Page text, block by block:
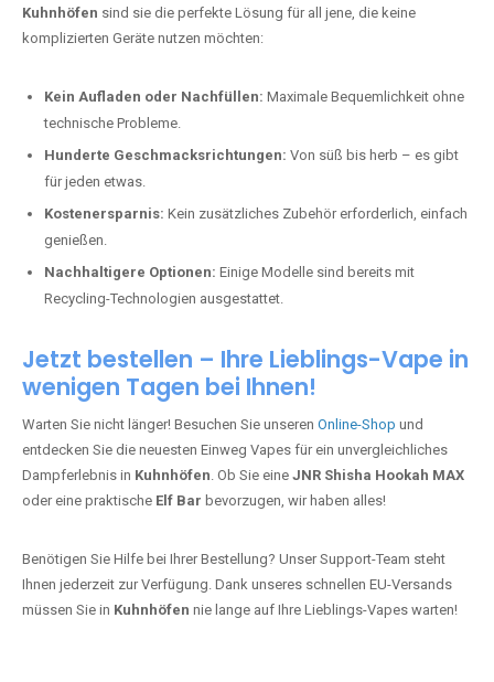
Kuhnhöfen sind sie die perfekte Lösung für all jene, die keine
komplizierten Geräte nutzen möchten:
Kein Aufladen oder Nachfüllen: Maximale Bequemlichkeit ohne
technische Probleme.
Hunderte Geschmacksrichtungen: Von süß bis herb – es gibt
für jeden etwas.
Kostenersparnis: Kein zusätzliches Zubehör erforderlich, einfach
genießen.
Nachhaltigere Optionen: Einige Modelle sind bereits mit
Recycling-Technologien ausgestattet.
Jetzt bestellen – Ihre Lieblings-Vape in
wenigen Tagen bei Ihnen!
Warten Sie nicht länger! Besuchen Sie unseren Online-Shop und
entdecken Sie die neuesten Einweg Vapes für ein unvergleichliches
Dampferlebnis in Kuhnhöfen. Ob Sie eine JNR Shisha Hookah MAX
oder eine praktische Elf Bar bevorzugen, wir haben alles!
Benötigen Sie Hilfe bei Ihrer Bestellung? Unser Support-Team steht
Ihnen jederzeit zur Verfügung. Dank unseres schnellen EU-Versands
müssen Sie in Kuhnhöfen nie lange auf Ihre Lieblings-Vapes warten!